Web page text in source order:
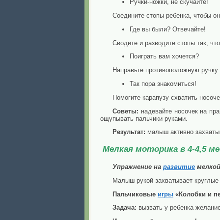
Ручки-ножки, не скучайте!
Соедините стопы ребенка, чтобы
Где вы были? Отвечайте!
Сводите и разводите стопы так,
Поиграть вам хочется?
Направьте противоположную
Так пора знакомиться!
Помогите карапузу схватить
Советы: надевайте носочек на
ощупывать пальчики руками.
Результат: малыш активно
Мелкая моторика в 4-4,5
Упражнение на развитие
Малыш рукой захватывает
Пальчиковые игры «Колобки и
Задача: вызвать у ребенка